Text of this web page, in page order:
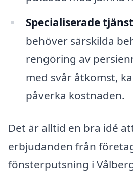
Specialiserade
behöver särskilda
rengöring av
med svår åtkomst,
påverka kostnaden.
Det är alltid en bra idé
erbjudanden från
fönsterputsning i